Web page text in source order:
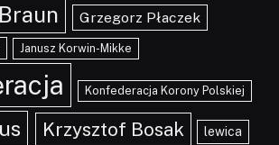
Grzegorz Płaczek
Janusz Korwin-Mikke
Konfederacja Korony Polskiej
Krzysztof Bosak lewica